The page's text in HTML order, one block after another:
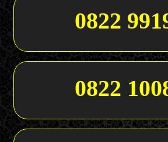
0822
0822